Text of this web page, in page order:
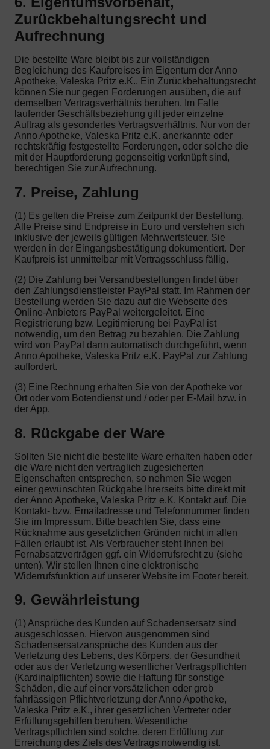
Zurückbehaltungsrecht und
Aufrechnung
Die bestellte Ware bleibt bis zur vollständigen
Begleichung des Kaufpreises im Eigentum der Anno
Apotheke, Valeska Pritz e.K.. Ein Zurückbehaltungsrecht
können Sie nur gegen Forderungen ausüben, die auf
demselben Vertragsverhältnis beruhen. Im Falle
laufender Geschäftsbeziehung gilt jeder einzelne
Auftrag als gesondertes Vertragsverhältnis. Nur von der
Anno Apotheke, Valeska Pritz e.K. anerkannte oder
rechtskräftig festgestellte Forderungen, oder solche die
mit der Hauptforderung gegenseitig verknüpft sind,
berechtigen Sie zur Aufrechnung.
7. Preise, Zahlung
(1) Es gelten die Preise zum Zeitpunkt der Bestellung.
Alle Preise sind Endpreise in Euro und verstehen sich
inklusive der jeweils gültigen Mehrwertsteuer. Sie
werden in der Eingangsbestätigung dokumentiert. Der
Kaufpreis ist unmittelbar mit Vertragsschluss fällig.
(2) Die Zahlung bei Versandbestellungen findet über
den Zahlungsdienstleister PayPal statt. Im Rahmen der
Bestellung werden Sie dazu auf die Webseite des
Online-Anbieters PayPal weitergeleitet. Eine
Registrierung bzw. Legitimierung bei PayPal ist
notwendig, um den Betrag zu bezahlen. Die Zahlung
wird von PayPal dann automatisch durchgeführt, wenn
Anno Apotheke, Valeska Pritz e.K. PayPal zur Zahlung
auffordert.
(3) Eine Rechnung erhalten Sie von der Apotheke vor
Ort oder vom Botendienst und / oder per E-Mail bzw. in
der App.
8. Rückgabe der Ware
Sollten Sie nicht die bestellte Ware erhalten haben oder
die Ware nicht den vertraglich zugesicherten
Eigenschaften entsprechen, so nehmen Sie wegen
einer gewünschten Rückgabe Ihrerseits bitte direkt mit
der Anno Apotheke, Valeska Pritz e.K. Kontakt auf. Die
Kontakt- bzw. Emailadresse und Telefonnummer finden
Sie im Impressum. Bitte beachten Sie, dass eine
Rücknahme aus gesetzlichen Gründen nicht in allen
Fällen erlaubt ist. Als Verbraucher steht Ihnen bei
Fernabsatzverträgen ggf. ein Widerrufsrecht zu (siehe
unten). Wir stellen Ihnen eine elektronische
Widerrufsfunktion auf unserer Website im Footer bereit.
9. Gewährleistung
(1) Ansprüche des Kunden auf Schadensersatz sind
ausgeschlossen. Hiervon ausgenommen sind
Schadensersatzansprüche des Kunden aus der
Verletzung des Lebens, des Körpers, der Gesundheit
oder aus der Verletzung wesentlicher Vertragspflichten
(Kardinalpflichten) sowie die Haftung für sonstige
Schäden, die auf einer vorsätzlichen oder grob
fahrlässigen Pflichtverletzung der Anno Apotheke,
Valeska Pritz e.K., ihrer gesetzlichen Vertreter oder
Erfüllungsgehilfen beruhen. Wesentliche
Vertragspflichten sind solche, deren Erfüllung zur
Erreichung des Ziels des Vertrags notwendig ist.